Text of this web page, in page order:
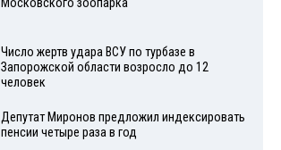
Число жертв удара ВСУ по турбазе в
Запорожской области возросло до 12
человек
Депутат Миронов предложил индексировать
пенсии четыре раза в год